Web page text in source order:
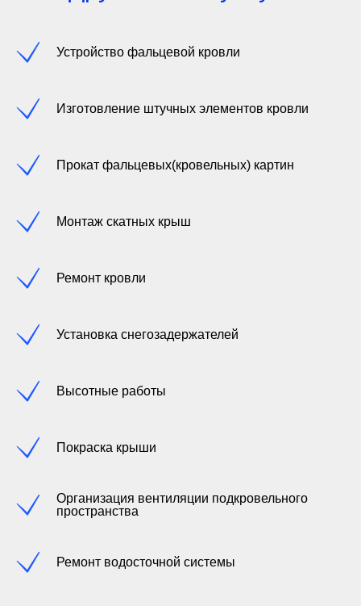
Устройство фальцевой кровли
Изготовление штучных элементов кровли
Прокат фальцевых(кровельных) картин
Монтаж скатных крыш
Ремонт кровли
Установка снегозадержателей
Высотные работы
Покраска крыши
Организация вентиляции подкровельного
пространства
Ремонт водосточной системы